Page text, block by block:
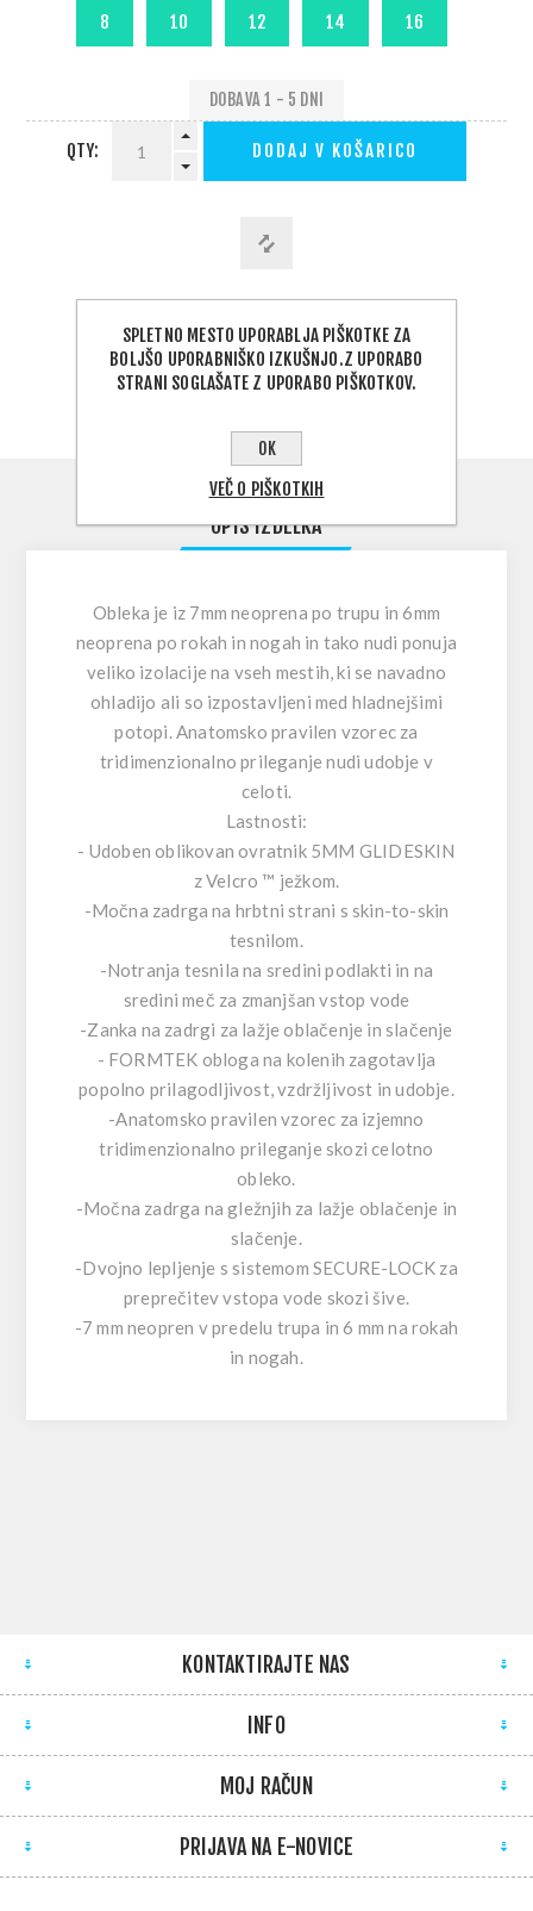
DOBAVA 1 - 5 DNI
QTY: DODAJ V KOŠARICO
PODELI:
OPIS IZDELKA
Obleka je iz 7mm neoprena po trupu in 6mm
neoprena po rokah in nogah in tako nudi ponuja
veliko izolacije na vseh mestih, ki se navadno
ohladijo ali so izpostavljeni med hladnejšimi
potopi. Anatomsko pravilen vzorec za
tridimenzionalno prileganje nudi udobje v
celoti.
Lastnosti:
- Udoben oblikovan ovratnik 5MM GLIDESKIN
z Velcro ™ ježkom.
-Močna zadrga na hrbtni strani s skin-to-skin
tesnilom.
-Notranja tesnila na sredini podlakti in na
sredini meč za zmanjšan vstop vode
-Zanka na zadrgi za lažje oblačenje in slačenje
- FORMTEK obloga na kolenih zagotavlja
popolno prilagodljivost, vzdržljivost in udobje.
-Anatomsko pravilen vzorec za izjemno
tridimenzionalno prileganje skozi celotno
obleko.
-Močna zadrga na gležnjih za lažje oblačenje in
slačenje.
-Dvojno lepljenje s sistemom SECURE-LOCK za
preprečitev vstopa vode skozi šive.
-7 mm neopren v predelu trupa in 6 mm na rokah
in nogah.
KONTAKTIRAJTE NAS
INFO
MOJ RAČUN
PRIJAVA NA E-NOVICE
SPLETNO MESTO UPORABLJA PIŠKOTKE ZA
BOLJŠO UPORABNIŠKO IZKUŠNJO.Z UPORABO
STRANI SOGLAŠATE Z UPORABO PIŠKOTKOV.
OK
VEČ O PIŠKOTKIH